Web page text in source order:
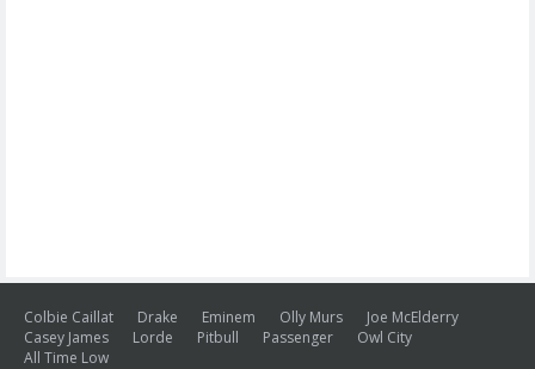
Colbie Caillat Drake Eminem Olly Murs
Joe McElderry
Casey James
Lorde Pitbull Passenger
Owl City
All Time Low